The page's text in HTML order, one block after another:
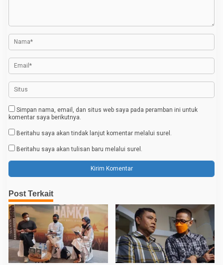
p
o
s
Simpan nama, email, dan situs web saya pada peramban ini untuk
komentar saya berikutnya.
Beritahu saya akan tindak lanjut komentar melalui surel.
Beritahu saya akan tulisan baru melalui surel.
Post Terkait